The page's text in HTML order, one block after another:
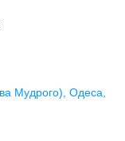
Мудрого), Одеса,